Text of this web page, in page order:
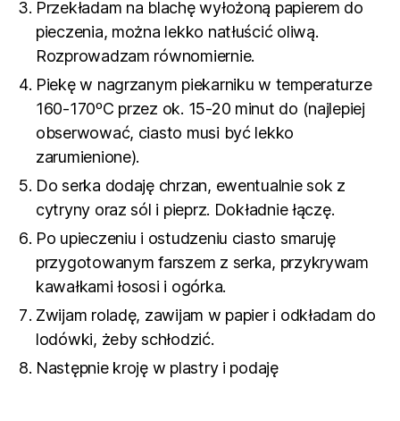
Przekładam na blachę wyłożoną papierem do
pieczenia, można lekko natłuścić oliwą.
Rozprowadzam równomiernie.
Piekę w nagrzanym piekarniku w temperaturze
160-170ºC przez ok. 15-20 minut do (najlepiej
obserwować, ciasto musi być lekko
zarumienione).
Do serka dodaję chrzan, ewentualnie sok z
cytryny oraz sól i pieprz. Dokładnie łączę.
Po upieczeniu i ostudzeniu ciasto smaruję
przygotowanym farszem z serka, przykrywam
kawałkami łososi i ogórka.
Zwijam roladę, zawijam w papier i odkładam do
lodówki, żeby schłodzić.
Następnie kroję w plastry i podaję